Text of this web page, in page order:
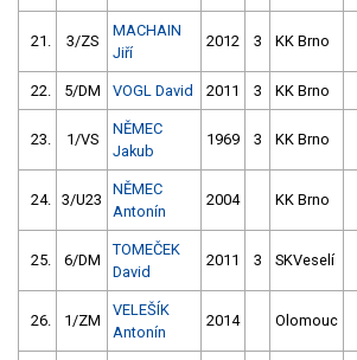
21. 3/ZS
MACHAIN
Jiří
2012 3 KK Brno
22. 5/DM VOGL David 2011 3 KK Brno
23. 1/VS
NĚMEC
Jakub
1969 3 KK Brno
24. 3/U23
NĚMEC
Antonín
2004 KK Brno
25. 6/DM
TOMEČEK
David
2011 3 SKVeselí
26. 1/ZM
VELEŠÍK
Antonín
2014 Olomouc